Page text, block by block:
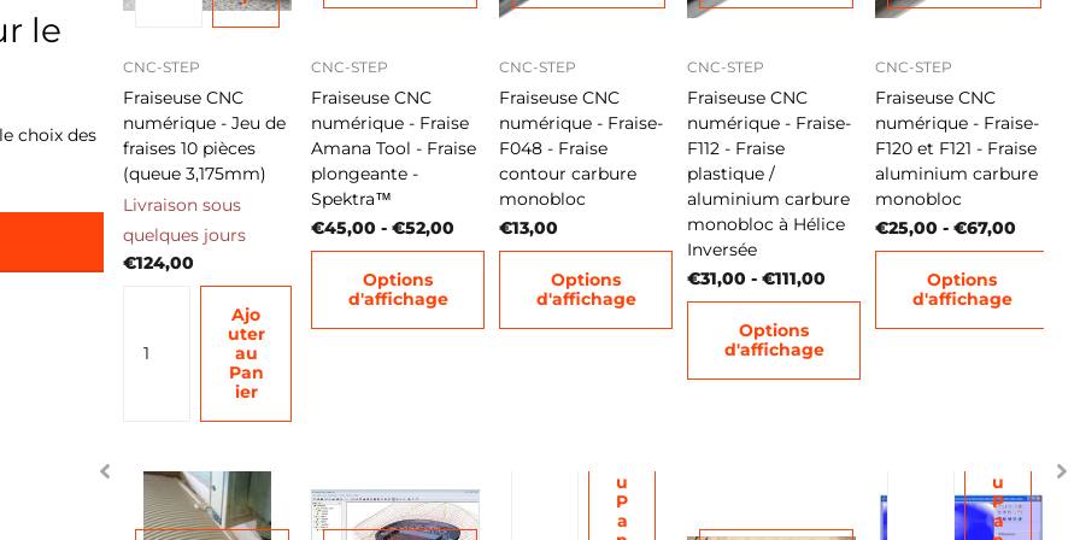
y comprisl'alluminium bronze,
compositeset lafibre de
le
choix des
CNC-STEP
Fraiseuse CNC
numérique - Jeu de
fraises 10 pièces
(queue 3,175mm)
Livraison sous
quelques jours
€124,00
Ajo
uter
au
Pan
ier
CNC-STEP
Fraiseuse CNC
numérique - Fraise
Amana Tool - Fraise
plongeante -
Spektra™
€45,00 - €52,00
Options
d'affichage
CNC-STEP
Fraiseuse CNC
numérique - Fraise-
F048 - Fraise
contour carbure
monobloc
€13,00
Options
d'affichage
CNC-STEP
Fraiseuse CNC
numérique - Fraise-
F112 - Fraise
plastique /
aluminium carbure
monobloc à Hélice
Inversée
€31,00 - €111,00
Options
d'affichage
CNC-STEP
Fraiseuse CNC
numérique - Fraise-
F120 et F121 - Fraise
aluminium carbure
monobloc
€25,00 - €67,00
Options
d'affichage
A
u
P
a
A
u
P
a